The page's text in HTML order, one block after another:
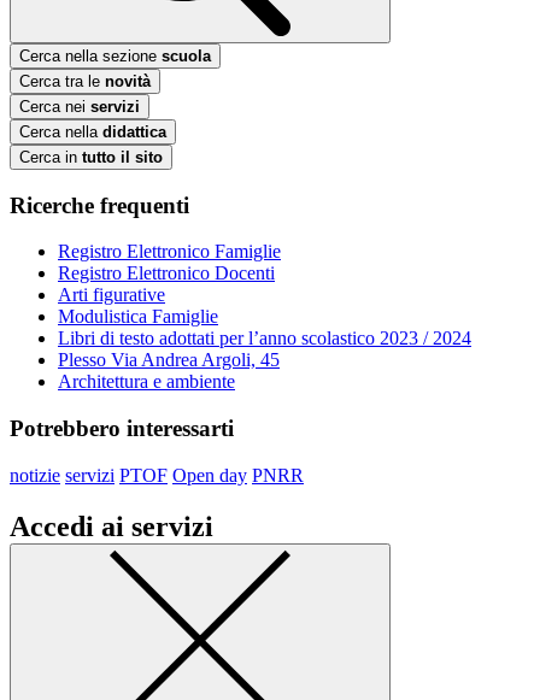
Cerca nella sezione scuola
Cerca tra le novità
Cerca nei servizi
Cerca nella didattica
Cerca in tutto il sito
Ricerche frequenti
Registro Elettronico Famiglie
Registro Elettronico Docenti
Arti figurative
Modulistica Famiglie
Libri di testo adottati per l’anno scolastico 2023 / 2024
Plesso Via Andrea Argoli, 45
Architettura e ambiente
Potrebbero interessarti
notizie servizi PTOF Open day PNRR
Accedi ai servizi